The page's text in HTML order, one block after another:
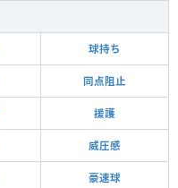
球持ち
同点阻止
援護
威圧感
豪速球